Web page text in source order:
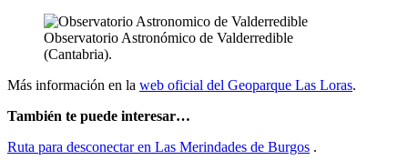
Observatorio Astronómico de Valderredible
(Cantabria).
Más información en la web oficial del Geoparque Las Loras.
También te puede interesar…
Ruta para desconectar en Las Merindades de Burgos .